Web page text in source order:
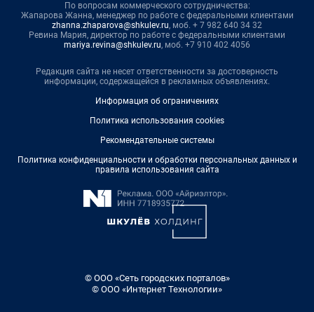
По вопросам коммерческого сотрудничества:
Жапарова Жанна, менеджер по работе с федеральными клиентами
zhanna.zhaparova@shkulev.ru, моб. + 7 982 640 34 32
Ревина Мария, директор по работе с федеральными клиентами
mariya.revina@shkulev.ru, моб. +7 910 402 4056
Редакция сайта не несет ответственности за достоверность
информации, содержащейся в рекламных объявлениях.
Информация об ограничениях
Политика использования cookies
Рекомендательные системы
Политика конфиденциальности и обработки персональных данных и
правила использования сайта
© ООО «Сеть городских порталов»
© ООО «Интернет Технологии»